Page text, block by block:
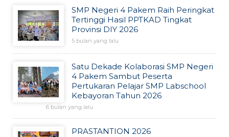
SMP Negeri 4 Pakem Raih Peringkat
Tertinggi Hasil PPTKAD Tingkat
Provinsi DIY 2026
5 bulan yang lalu
Satu Dekade Kolaborasi SMP Negeri
4 Pakem Sambut Peserta
Pertukaran Pelajar SMP Labschool
Kebayoran Tahun 2026
6 bulan yang lalu
PRASTANTION 2026